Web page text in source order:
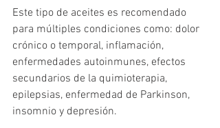
Este tipo de aceites es recomendado
para múltiples condiciones como: dolor
crónico o temporal, inflamación,
enfermedades autoinmunes, efectos
secundarios de la quimioterapia,
epilepsias, enfermedad de Parkinson,
insomnio y depresión.